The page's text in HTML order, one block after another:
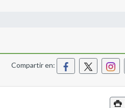
Compartir en: